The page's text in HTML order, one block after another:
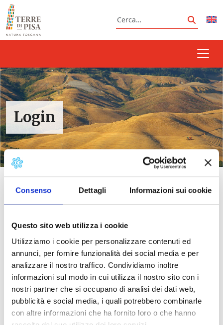
Consenso Dettagli Informazioni sui cookie
Questo sito web utilizza i cookie
Utilizziamo i cookie per personalizzare contenuti ed
annunci, per fornire funzionalità dei social media e per
analizzare il nostro traffico. Condividiamo inoltre
informazioni sul modo in cui utilizza il nostro sito con i
nostri partner che si occupano di analisi dei dati web,
pubblicità e social media, i quali potrebbero combinarle
con altre informazioni che ha fornito loro o che hanno
Vai al contenuto
Cerca
Cerca
Login
Username o e-mail *
Password *